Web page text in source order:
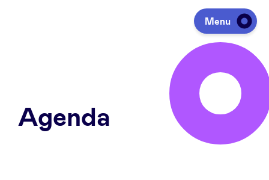
Menu
Investeren
Fondsen ophalen
Agenda